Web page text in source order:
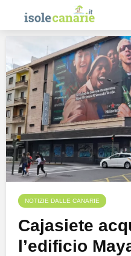
NOTIZIE DALLE CANARIE
Cajasiete
l’edificio